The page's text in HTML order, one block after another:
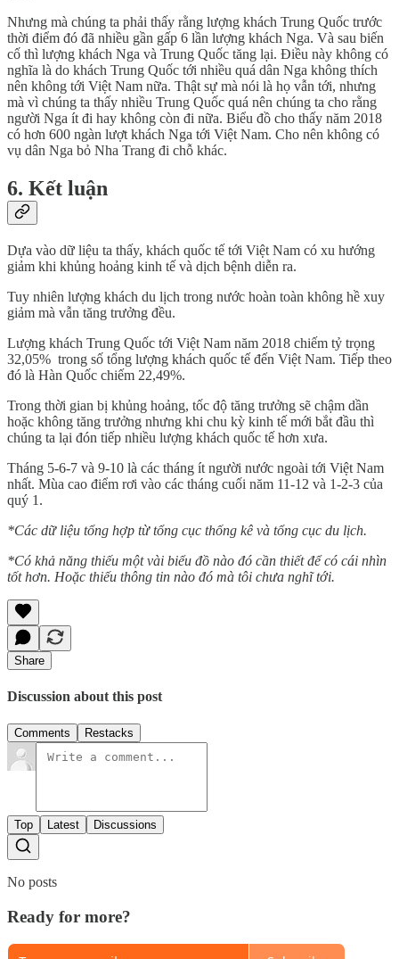
Nhưng mà chúng ta phải thấy rằng lượng khách Trung Quốc trước
thời điểm đó đã nhiều gần gấp 6 lần lượng khách Nga. Và sau biến
cố thì lượng khách Nga và Trung Quốc tăng lại. Điều này không có
nghĩa là do khách Trung Quốc tới nhiều quá dân Nga không thích
nên không tới Việt Nam nữa. Thật sự mà nói là họ vẫn tới, nhưng
mà vì chúng ta thấy nhiều Trung Quốc quá nên chúng ta cho rằng
người Nga ít đi hay không còn đi nữa. Biểu đồ cho thấy năm 2018
có hơn 600 ngàn lượt khách Nga tới Việt Nam. Cho nên không có
vụ dân Nga bỏ Nha Trang đi chỗ khác.
6. Kết luận
Dựa vào dữ liệu ta thấy, khách quốc tế tới Việt Nam có xu hướng
giảm khi khủng hoảng kinh tế và dịch bệnh diễn ra.
Tuy nhiên lượng khách du lịch trong nước hoàn toàn không hề xuy
giảm mà vẫn tăng trưởng đều.
Lượng khách Trung Quốc tới Việt Nam năm 2018 chiếm tỷ trọng
32,05% trong số tổng lượng khách quốc tế đến Việt Nam. Tiếp theo
đó là Hàn Quốc chiếm 22,49%.
Trong thời gian bị khủng hoảng, tốc độ tăng trưởng sẽ chậm dần
hoặc không tăng trưởng nhưng khi chu kỳ kinh tế mới bắt đầu thì
chúng ta lại đón tiếp nhiều lượng khách quốc tế hơn xưa.
Tháng 5-6-7 và 9-10 là các tháng ít người nước ngoài tới Việt Nam
nhất. Mùa cao điểm rơi vào các tháng cuối năm 11-12 và 1-2-3 của
quý 1.
*Các dữ liệu tổng hợp từ tổng cục thống kê và tổng cục du lịch.
*Có khả năng thiếu một vài biểu đồ nào đó cần thiết để có cái nhìn
tốt hơn. Hoặc thiếu thông tin nào đó mà tôi chưa nghĩ tới.
Share
Discussion about this post
Comments Restacks
Top Latest Discussions
No posts
Ready for more?